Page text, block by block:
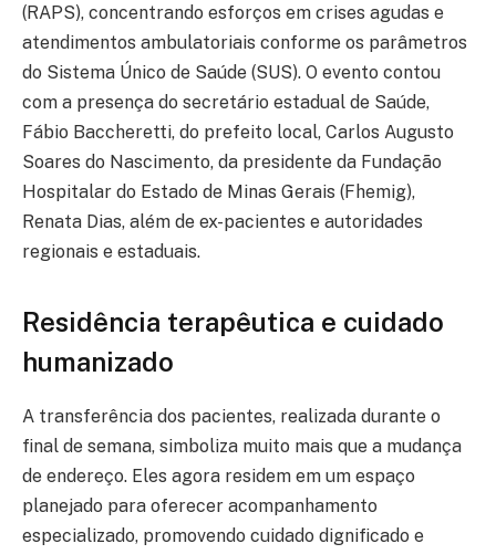
(RAPS), concentrando esforços em crises agudas e
atendimentos ambulatoriais conforme os parâmetros
do Sistema Único de Saúde (SUS). O evento contou
com a presença do secretário estadual de Saúde,
Fábio Baccheretti, do prefeito local, Carlos Augusto
Soares do Nascimento, da presidente da Fundação
Hospitalar do Estado de Minas Gerais (Fhemig),
Renata Dias, além de ex-pacientes e autoridades
regionais e estaduais.
Residência terapêutica e cuidado
humanizado
A transferência dos pacientes, realizada durante o
final de semana, simboliza muito mais que a mudança
de endereço. Eles agora residem em um espaço
planejado para oferecer acompanhamento
especializado, promovendo cuidado dignificado e